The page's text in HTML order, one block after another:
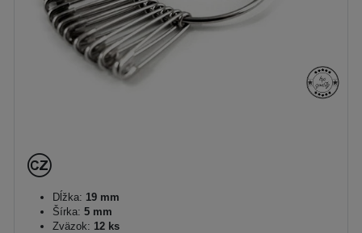
Dĺžka: 19 mm
Šírka: 5 mm
Zväzok: 12 ks